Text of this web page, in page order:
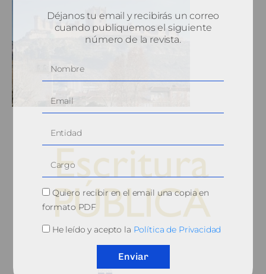
© 2010, Consejo General del Notariado
Déjanos tu email y recibirás un correo
cuando publiquemos el siguiente
número de la revista.
Quiero recibir en el email una copia en
formato PDF
He leído y acepto la Política de Privacidad
Enviar